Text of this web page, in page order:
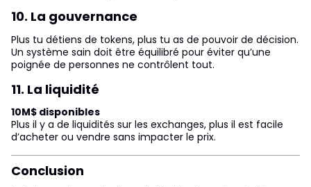
10. La gouvernance
Plus tu détiens de tokens, plus tu as de pouvoir de décision.
Un système sain doit être équilibré pour éviter qu’une
poignée de personnes ne contrôlent tout.
11. La liquidité
10M$ disponibles
Plus il y a de liquidités sur les exchanges, plus il est facile
d’acheter ou vendre sans impacter le prix.
Conclusion